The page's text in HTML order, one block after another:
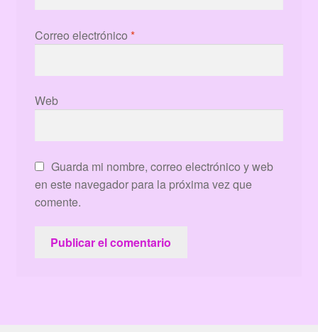
Correo electrónico *
Web
Guarda mi nombre, correo electrónico y web
en este navegador para la próxima vez que
comente.